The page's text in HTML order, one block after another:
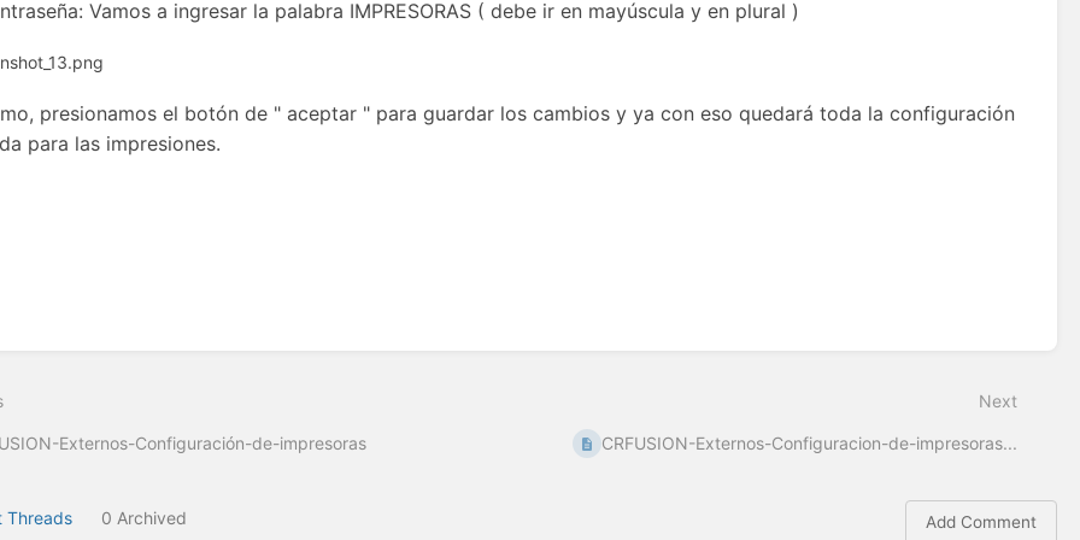
Vamos a ingresar la palabra IMPRESORAS ( debe ir en mayúscula y en plural )
presionamos el botón de " aceptar " para guardar los cambios y ya con eso quedará toda la configuración
para las impresiones.
Externos-Configuración-de-impresoras
Next
CRFUSION-Externos-Configuracion-de-impresoras...
Threads 0 Archived Add Comment